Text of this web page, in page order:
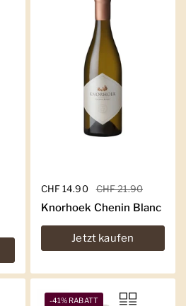
Regulärer Preis
CHF 14.90 Sale-Preis
CHF 21.90
Knorhoek Chenin Blanc
Jetzt kaufen
-41% RABATT